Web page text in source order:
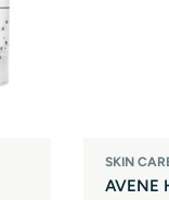
SKIN
AVENE